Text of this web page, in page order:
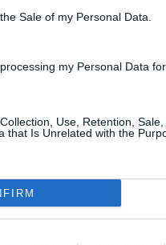
Sale of my Personal Data.
my Personal Data
Use, Retention,
that Is Unrelated with the
αναζητάς ειδήσεις
της Google
στον Εισαγγελέα
ο παππούς του. Ο
επιτέθηκε στο